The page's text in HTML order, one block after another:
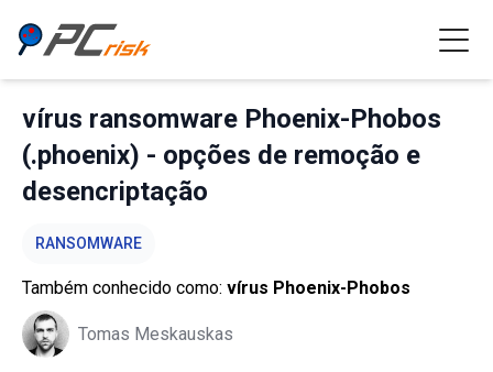
vírus ransomware Phoenix-Phobos
(.phoenix) - opções de remoção e
desencriptação
RANSOMWARE
Também conhecido como: vírus Phoenix-Phobos
Tomas Meskauskas